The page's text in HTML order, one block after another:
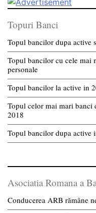
Topuri Banci
Topul bancilor dupa active
Topul bancilor cu cele mai
personale
Topul bancilor la active in
Topul celor mai mari banci
2018
Topul bancilor dupa active
Asociatia Romana a
Conducerea ARB rămâne